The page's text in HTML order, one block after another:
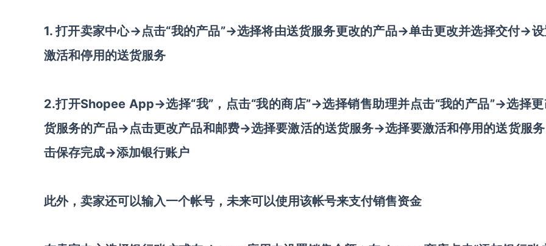
1. 打开卖家中心→点击“我的产品”→选择将由送货服务更改的产品→单击更改并选择交付→
激活和停用的送货服务
2.打开Shopee App→选择“我”，点击“我的商店”→选择销售助理并点击“我的产品”→选择
货服务的产品→点击更改产品和邮费→选择要激活的送货服务→选择要激活和停用的送货服
击保存完成→添加银行账户
此外，卖家还可以输入一个帐号，未来可以使用该帐号来支付销售资金